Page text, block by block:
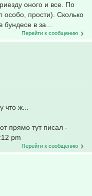
оного и все. По
прости). Сколько
в за...
Перейти к сообщению
что ж...
прямо тут писал -
pm
Перейти к сообщению